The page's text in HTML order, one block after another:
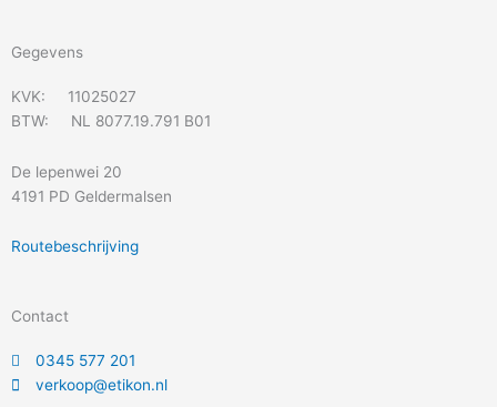
Gegevens
KVK: 11025027
BTW: NL 8077.19.791 B01
De lepenwei 20
4191 PD Geldermalsen
Routebeschrijving
Contact
0345 577 201
verkoop@etikon.nl